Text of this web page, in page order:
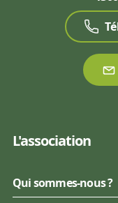
L'association
Qui sommes-nous ?